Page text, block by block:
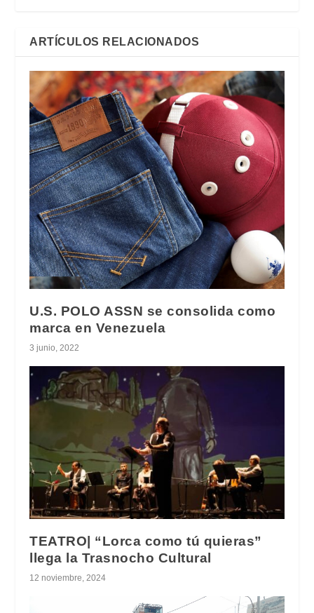
ARTÍCULOS RELACIONADOS
U.S. POLO ASSN se consolida como
marca en Venezuela
3 junio, 2022
TEATRO| “Lorca como tú quieras”
llega la Trasnocho Cultural
12 noviembre, 2024